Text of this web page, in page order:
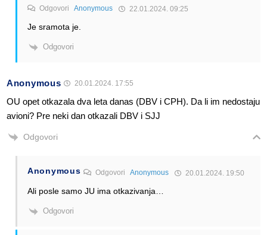
Odgovori Anonymous 22.01.2024. 09:25
Je sramota je.
Odgovori
Anonymous 20.01.2024. 17:55
OU opet otkazala dva leta danas (DBV i CPH). Da li im nedostaju
avioni? Pre neki dan otkazali DBV i SJJ
Odgovori
Anonymous OdgovoriAnonymous 20.01.2024. 19:50
Ali posle samo JU ima otkazivanja…
Odgovori